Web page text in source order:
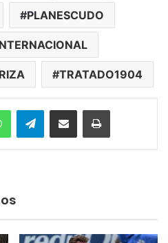
PLANESCUDO
TRATADO1904
WhatsAppTelegramEnviar vía email Imprimir